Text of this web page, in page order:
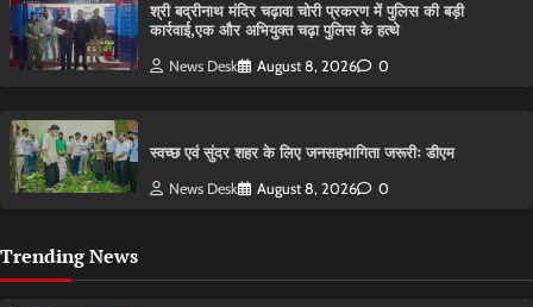
श्री बद्रीनाथ मंदिर चढ़ावा चोरी प्रकरण में पुलिस की बड़ी
कार्रवाई,एक और अभियुक्त चढ़ा पुलिस के हत्थे
News Desk August 8, 2026 0
स्वच्छ एवं सुंदर शहर के लिए जनसहभागिता जरूरीः डीएम
News Desk August 8, 2026 0
Trending News